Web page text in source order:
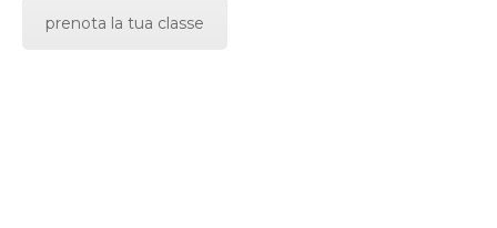
prenota la tua classe